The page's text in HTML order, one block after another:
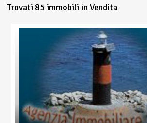
Trovati 85 immobili in Vendita